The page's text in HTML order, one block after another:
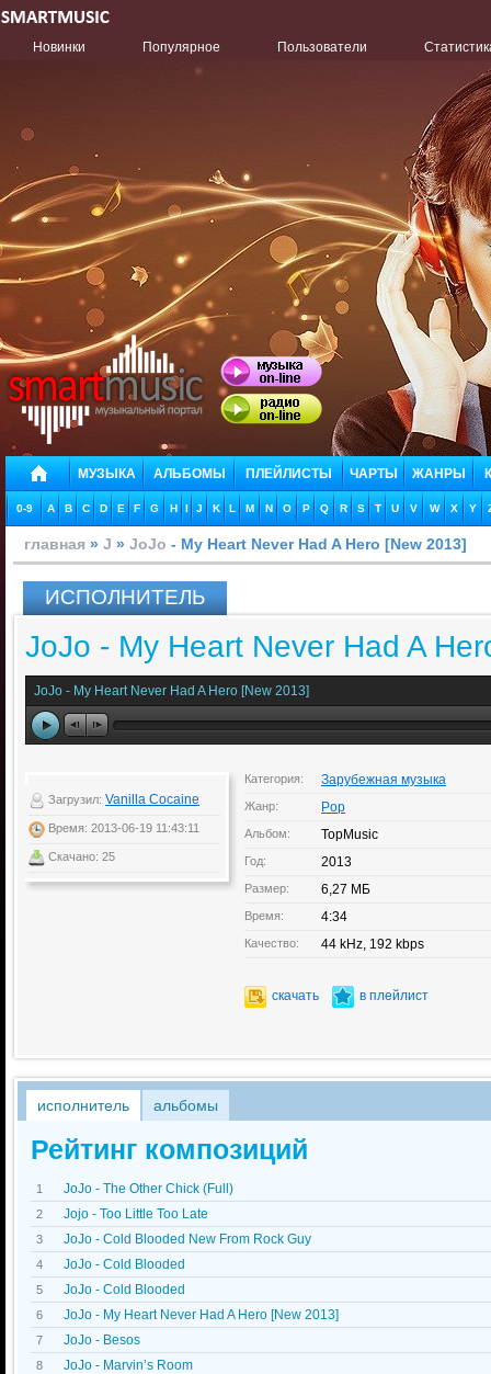
Новинки Популярное Пользователи
МУЗЫКА АЛЬБОМЫ ПЛЕЙЛИСТЫ ЧАРТЫ ЖАНРЫ
0-9 A B C D E F G H I J K L M N O P Q R S T U V W X Y
главная » J » JoJo - My Heart Never Had A Hero [New 2013]
ИСПОЛНИТЕЛЬ
JoJo - My Heart Never Had A
JoJo - My Heart Never Had A Hero [New 2013]
Загрузил: Vanilla Cocaine
Время: 2013-06-19 11:43:11
Скачано: 25
Категория: Зарубежная музыка
Жанр: Pop
Альбом: TopMusic
Год: 2013
Размер: 6,27 МБ
Время: 4:34
Качество: 44 kHz, 192 kbps
скачать в плейлист
исполнитель альбомы
Рейтинг композиций
1 JoJo - The Other Chick (Full)
2 Jojo - Too Little Too Late
3 JoJo - Cold Blooded New From Rock Guy
4 JoJo - Cold Blooded
5 JoJo - Cold Blooded
6 JoJo - My Heart Never Had A Hero [New 2013]
7 JoJo - Besos
8 JoJo - Marvin’s Room